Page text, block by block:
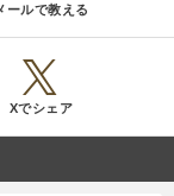
ールで教える
Xでシェア